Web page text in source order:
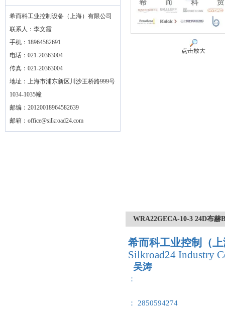
希而科工业控制设备（上海）有限公司
联系人：李文霞
手机：18964582691
电话：021-20363004
传真：021-20363004
地址：上海市浦东新区川沙王桥路999号
1034-1035幢
邮编：20120018964582639
邮箱： office@silkroad24.com
点击放大
WRA22GECA-10-3 24D布赫
希而科工业控制（
Silkroad24 Industry
吴涛
：
： 2850594274